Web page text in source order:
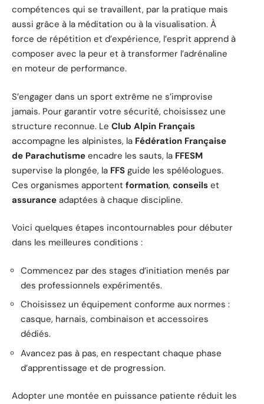
compétences qui se travaillent, par la pratique mais
aussi grâce à la méditation ou à la visualisation. À
force de répétition et d’expérience, l’esprit apprend à
composer avec la peur et à transformer l’adrénaline
en moteur de performance.
S’engager dans un sport extrême ne s’improvise
jamais. Pour garantir votre sécurité, choisissez une
structure reconnue. Le Club Alpin Français
accompagne les alpinistes, la Fédération Française
de Parachutisme encadre les sauts, la FFESM
supervise la plongée, la FFS guide les spéléologues.
Ces organismes apportent formation, conseils et
assurance adaptées à chaque discipline.
Voici quelques étapes incontournables pour débuter
dans les meilleures conditions :
Commencez par des stages d’initiation menés par
des professionnels expérimentés.
Choisissez un équipement conforme aux normes :
casque, harnais, combinaison et accessoires
dédiés.
Avancez pas à pas, en respectant chaque phase
d’apprentissage et de progression.
Adopter une montée en puissance patiente réduit les